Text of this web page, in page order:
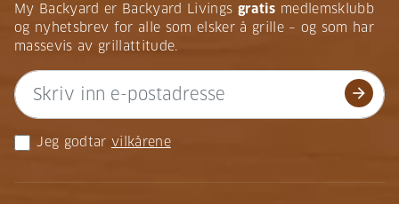
My Backyard er Backyard Livings gratis medlemsklubb
og nyhetsbrev for alle som elsker å grille – og som har
massevis av grillattitude.
arrow_forward
Jeg godtar vilkårene